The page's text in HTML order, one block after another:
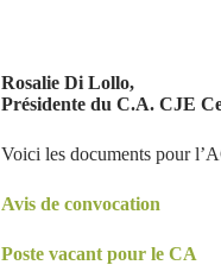
Rosalie Di Lollo,
Présidente du C.A. CJE
Voici les documents pour
Avis de convocation
Poste vacant pour le CA